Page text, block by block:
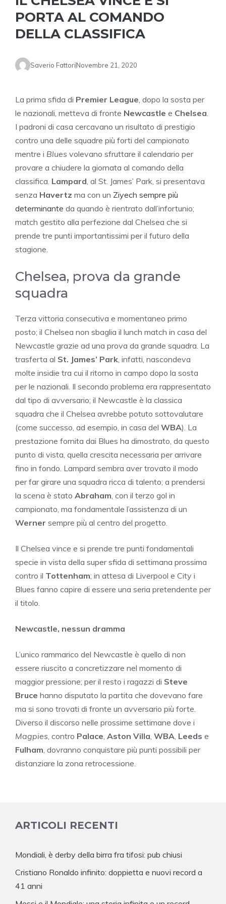
PORTA AL COMANDO
DELLA CLASSIFICA
Saverio FattoriNovembre 21, 2020
La prima sfida di Premier League, dopo la sosta per
le nazionali, metteva di fronte Newcastle e Chelsea.
I padroni di casa cercavano un risultato di prestigio
contro una delle squadre più forti del campionato
mentre i Blues volevano sfruttare il calendario per
provare a chiudere la giornata al comando della
classifica. Lampard, al St. James’ Park, si presentava
senza Havertz ma con un Ziyech sempre più
determinante da quando è rientrato dall’infortunio;
match gestito alla perfezione dal Chelsea che si
prende tre punti importantissimi per il futuro della
stagione.
Chelsea, prova da grande
squadra
Terza vittoria consecutiva e momentaneo primo
posto; il Chelsea non sbaglia il lunch match in casa del
Newcastle grazie ad una prova da grande squadra. La
trasferta al St. James’ Park, infatti, nascondeva
molte insidie tra cui il ritorno in campo dopo la sosta
per le nazionali. Il secondo problema era rappresentato
dal tipo di avversario; il Newcastle è la classica
squadra che il Chelsea avrebbe potuto sottovalutare
(come successo, ad esempio, in casa del WBA). La
prestazione fornita dai Blues ha dimostrato, da questo
punto di vista, quella crescita necessaria per arrivare
fino in fondo. Lampard sembra aver trovato il modo
per far girare una squadra ricca di talento; a prendersi
la scena è stato Abraham, con il terzo gol in
campionato, ma fondamentale l’assistenza di un
Werner sempre più al centro del progetto.
Il Chelsea vince e si prende tre punti fondamentali
specie in vista della super sfida di settimana prossima
contro il Tottenham; in attesa di Liverpool e City i
Blues fanno capire di essere una seria pretendente per
il titolo.
Newcastle, nessun dramma
L’unico rammarico del Newcastle è quello di non
essere riuscito a concretizzare nel momento di
maggior pressione; per il resto i ragazzi di Steve
Bruce hanno disputato la partita che dovevano fare
ma si sono trovati di fronte un avversario più forte.
Diverso il discorso nelle prossime settimane dove i
Magpies, contro Palace, Aston Villa, WBA, Leeds e
Fulham, dovranno conquistare più punti possibili per
distanziare la zona retrocessione.
ARTICOLI RECENTI
Mondiali, è derby della birra fra tifosi: pub chiusi
Cristiano Ronaldo infinito: doppietta e nuovi record a
41 anni